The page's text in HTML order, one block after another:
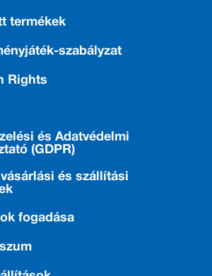
termékek
szabályzat
Rights
és Adatvédelmi
(GDPR)
és szállítási
fogadása